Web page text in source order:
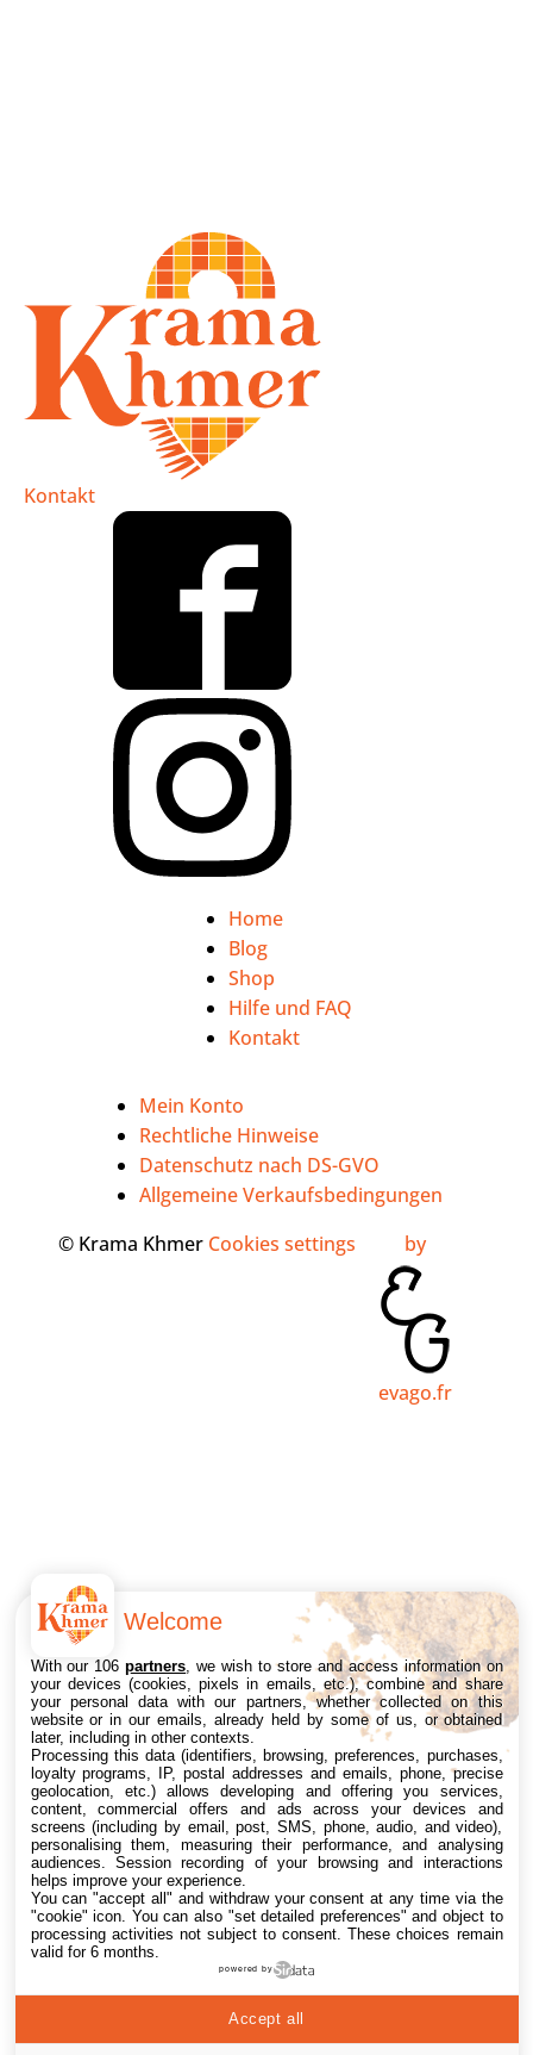
Kontakt
Home
Blog
Shop
Hilfe und FAQ
Kontakt
Mein Konto
Rechtliche Hinweise
Datenschutz nach DS-GVO
Allgemeine Verkaufsbedingungen
© Krama Khmer Cookies settings by
evago.fr
Welcome
With our 106partners , we wish to store and access information on
your devices (cookies, pixels in emails, etc.), combine and share
your personal data with our partners, whether collected on this
website or in our emails, already held by some of us, or obtained
later, including in other contexts.
Processing this data (identifiers, browsing, preferences, purchases,
loyalty programs, IP, postal addresses and emails, phone, precise
geolocation, etc.) allows developing and offering you services,
content, commercial offers and ads across your devices and
screens (including by email, post, SMS, phone, audio, and video),
personalising them, measuring their performance, and analysing
audiences. Session recording of your browsing and interactions
helps improve your experience.
You can "accept all" and withdraw your consent at any time via the
"cookie" icon . You can also "set detailed preferences" and object to
processing activities not subject to consent. These choices remain
valid for 6 months.
powered by
Accept all